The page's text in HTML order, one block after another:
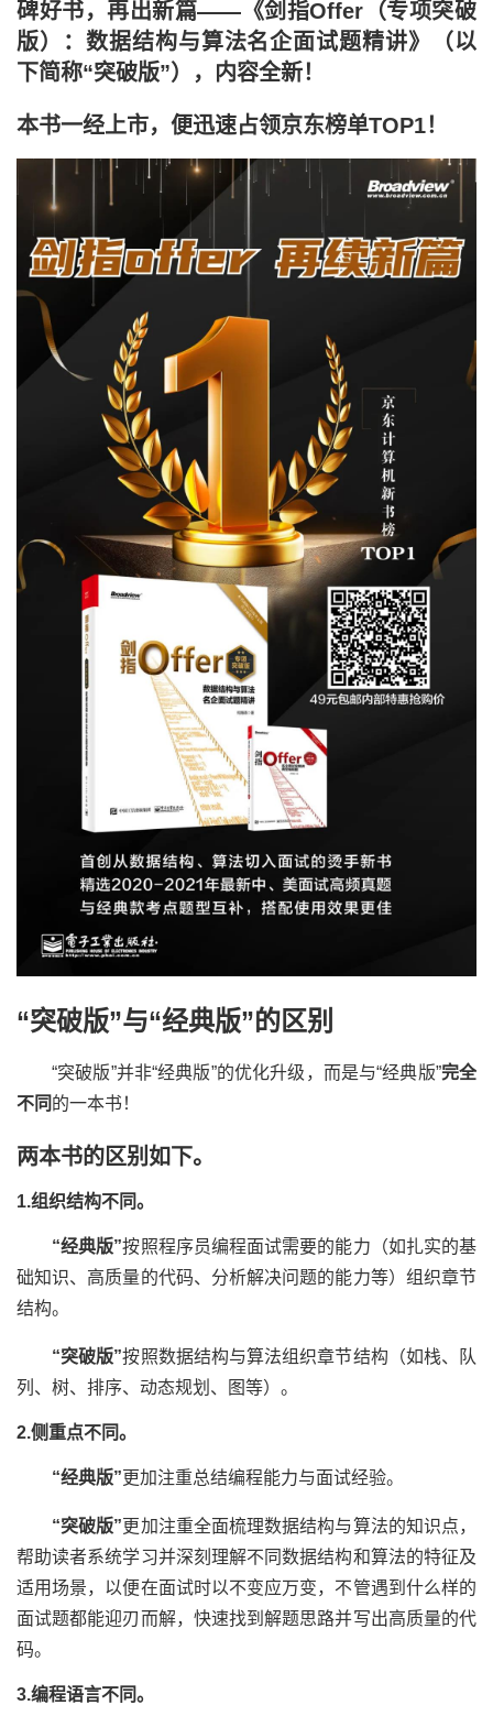
碑好书，再出新篇——《剑指Offer（专项突破
版）：数据结构与算法名企面试题精讲》（以
下简称“突破版”），内容全新！
本书一经上市，便迅速占领京东榜单TOP1！
“突破版”与“经典版”的区别
“突破版”并非“经典版”的优化升级，而是与“经典版”完全
不同 的一本书！
两本书的区别如下。
1.组织结构不同。
“经典版”按照程序员编程面试需要的能力（如扎实的基
础知识、高质量的代码、分析解决问题的能力等）组织章节
结构。
“突破版”按照数据结构与算法组织章节结构（如栈、队
列、树、排序、动态规划、图等）。
2.侧重点不同。
“经典版”更加注重总结编程能力与面试经验。
“突破版”更加注重全面梳理数据结构与算法的知识点，
帮助读者系统学习并深刻理解不同数据结构和算法的特征及
适用场景，以便在面试时以不变应万变，不管遇到什么样的
面试题都能迎刃而解，快速找到解题思路并写出高质量的代
码。
3.编程语言不同。